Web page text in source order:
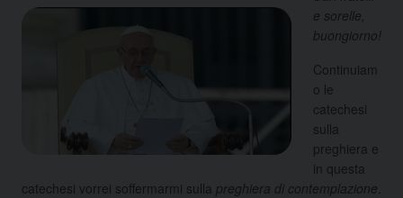
e sorelle,
buongiorno!
Continuiam
o le
catechesi
sulla
preghiera e
in questa
catechesi vorrei soffermarmi sulla preghiera di contemplazione